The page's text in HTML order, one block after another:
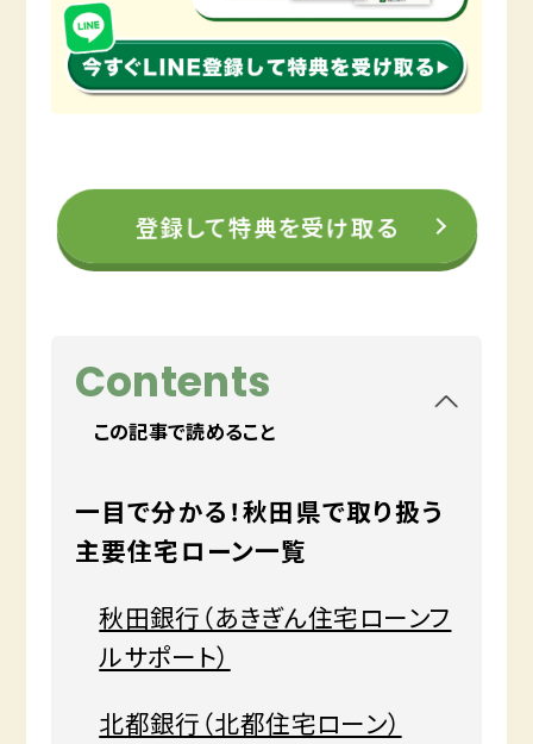
登録して特典を受け取る
Contents
この記事で読めること
一目で分かる！秋田県で取り扱う
主要住宅ローン一覧
秋田銀行（あきぎん住宅ローンフ
ルサポート）
北都銀行（北都住宅ローン）